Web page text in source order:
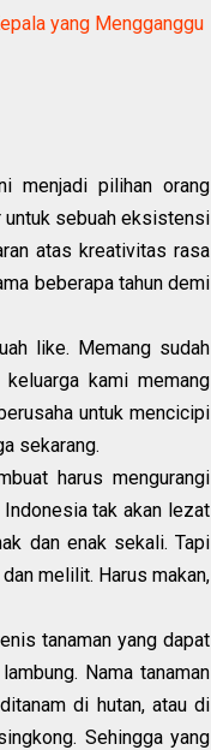
yang Mengganggu
menjadi pilihan orang
untuk sebuah eksistensi
atas kreativitas rasa
beberapa tahun demi
like. Memang sudah
kami memang
untuk mencicipi
sekarang.
harus mengurangi
tak akan lezat
dan enak sekali. Tapi
melilit. Harus makan,
tanaman yang dapat
Nama tanaman
di hutan, atau di
Sehingga yang